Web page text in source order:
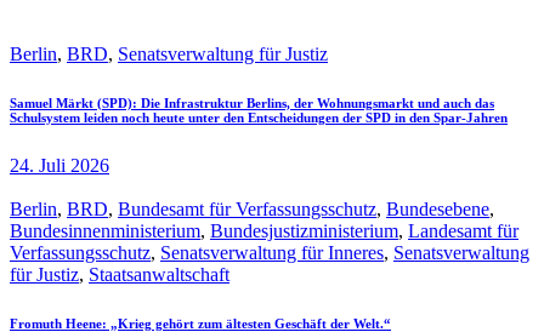
Berlin, BRD, Senatsverwaltung für Justiz
Samuel Märkt (SPD): Die Infrastruktur Berlins, der Wohnungsmarkt und auch das
Schulsystem leiden noch heute unter den Entscheidungen der SPD in den Spar-Jahren
24. Juli 2026
Berlin, BRD, Bundesamt für Verfassungsschutz, Bundesebene,
Bundesinnenministerium, Bundesjustizministerium, Landesamt für
Verfassungsschutz, Senatsverwaltung für Inneres, Senatsverwaltung
für Justiz, Staatsanwaltschaft
Fromuth Heene: „Krieg gehört zum ältesten Geschäft der Welt.“